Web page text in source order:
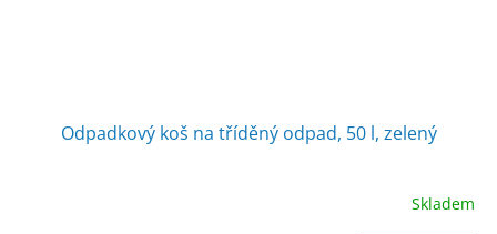
Odpadkový koš na tříděný odpad, 50 l, zelený
Skladem